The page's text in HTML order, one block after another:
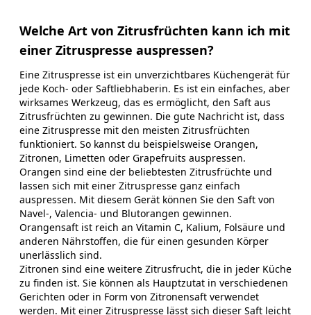
Welche Art von Zitrusfrüchten kann ich mit
einer Zitruspresse auspressen?
Eine Zitruspresse ist ein unverzichtbares Küchengerät für
jede Koch- oder Saftliebhaberin. Es ist ein einfaches, aber
wirksames Werkzeug, das es ermöglicht, den Saft aus
Zitrusfrüchten zu gewinnen. Die gute Nachricht ist, dass
eine Zitruspresse mit den meisten Zitrusfrüchten
funktioniert. So kannst du beispielsweise Orangen,
Zitronen, Limetten oder Grapefruits auspressen.
Orangen sind eine der beliebtesten Zitrusfrüchte und
lassen sich mit einer Zitruspresse ganz einfach
auspressen. Mit diesem Gerät können Sie den Saft von
Navel-, Valencia- und Blutorangen gewinnen.
Orangensaft ist reich an Vitamin C, Kalium, Folsäure und
anderen Nährstoffen, die für einen gesunden Körper
unerlässlich sind.
Zitronen sind eine weitere Zitrusfrucht, die in jeder Küche
zu finden ist. Sie können als Hauptzutat in verschiedenen
Gerichten oder in Form von Zitronensaft verwendet
werden. Mit einer Zitruspresse lässt sich dieser Saft leicht